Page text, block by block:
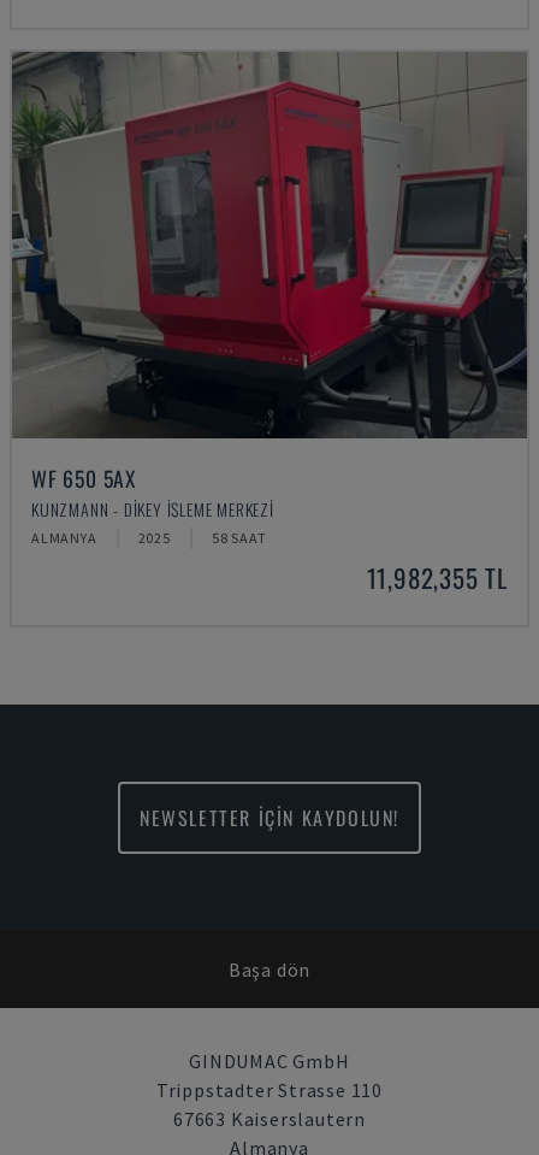
WF 650 5AX
KUNZMANN - DIKEY İŞLEME MERKEZI
ALMANYA 2025 58 SAAT
11,982,355 TL
NEWSLETTER İÇİN KAYDOLUN!
Başa dön
GINDUMAC GmbH
Trippstadter Strasse 110
67663 Kaiserslautern
Almanya